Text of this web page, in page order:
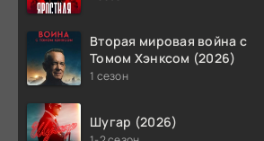
Вторая мировая война с
Томом Хэнксом (2026)
1 сезон
Шугар (2026)